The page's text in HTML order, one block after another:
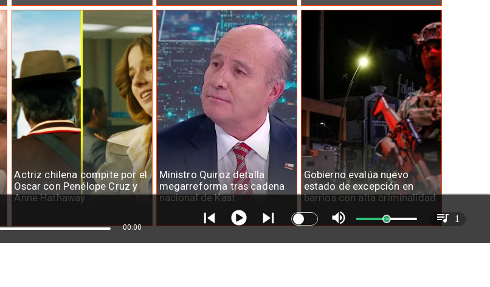
Actriz chilena compite por el
Oscar con Penélope Cruz y
Anne Hathaway
Ministro Quiroz detalla
megarreforma tras cadena
nacional de Kast
Gobierno evalúa nuevo
estado de excepción en
barrios con alta criminalidad
00:00
1